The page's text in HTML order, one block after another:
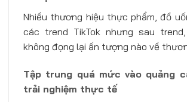
Nhiều thương hiệu thực phẩm, đồ
các trend TikTok nhưng sau
không đọng lại ấn tượng nào về
Tập trung quá mức vào quảng
trải nghiệm thực tế